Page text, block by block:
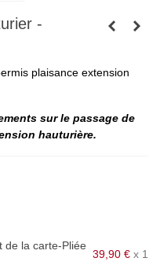
-
plaisance extension
sur le passage de
hauturière.
de la carte-Pliée
39,90 € x 1